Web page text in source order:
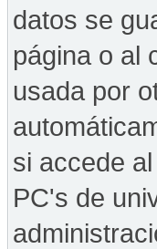
datos se
página o al
usada por
si accede
PC's de